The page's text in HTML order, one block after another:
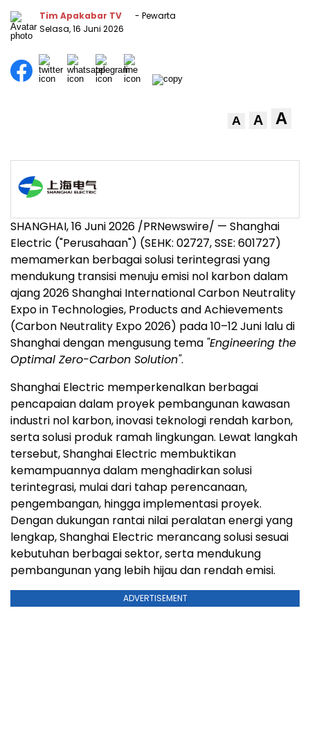
Tim Apakabar TV
- Pewarta
Selasa, 16 Juni 2026
A A A
SHANGHAI, 16 Juni 2026 /PRNewswire/ — Shanghai
Electric ("Perusahaan") (SEHK: 02727, SSE: 601727)
memamerkan berbagai solusi terintegrasi yang
mendukung transisi menuju emisi nol karbon dalam
ajang 2026 Shanghai International Carbon Neutrality
Expo in Technologies, Products and Achievements
(Carbon Neutrality Expo 2026) pada 10–12 Juni lalu di
Shanghai dengan mengusung tema "Engineering the
Optimal Zero-Carbon Solution".
Shanghai Electric memperkenalkan berbagai
pencapaian dalam proyek pembangunan kawasan
industri nol karbon, inovasi teknologi rendah karbon,
serta solusi produk ramah lingkungan. Lewat langkah
tersebut, Shanghai Electric membuktikan
kemampuannya dalam menghadirkan solusi
terintegrasi, mulai dari tahap perencanaan,
pengembangan, hingga implementasi proyek.
Dengan dukungan rantai nilai peralatan energi yang
lengkap, Shanghai Electric merancang solusi sesuai
kebutuhan berbagai sektor, serta mendukung
pembangunan yang lebih hijau dan rendah emisi.
ADVERTISEMENT